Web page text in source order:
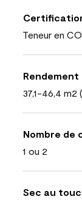
Teneur en
37,1-46,4
Nombre de
1 ou 2
Sec au